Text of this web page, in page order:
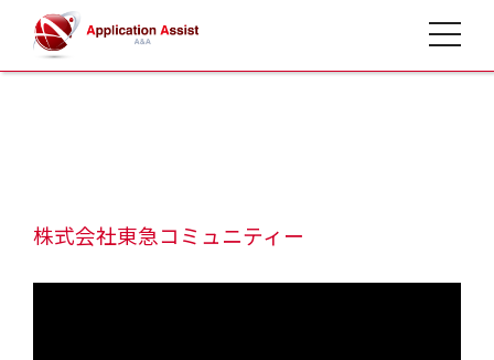
toggle
HOME>開発事例>
株式会社東急コミュニティー